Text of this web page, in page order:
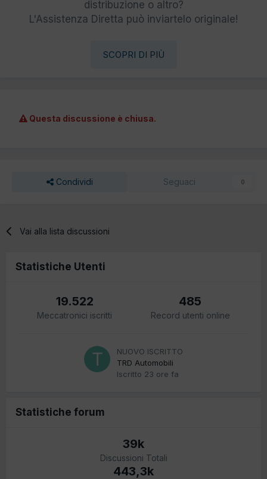
distribuzione o altro?
L'Assistenza Diretta può inviartelo originale!
SCOPRI DI PIÙ
Questa discussione è chiusa.
Condividi Seguaci 0
Vai alla lista discussioni
Statistiche Utenti
19.522
Meccatronici iscritti
485
Record utenti online
NUOVO ISCRITTO
TRD Automobili
Iscritto 23 ore fa
Statistiche forum
39k
Discussioni Totali
443,3k